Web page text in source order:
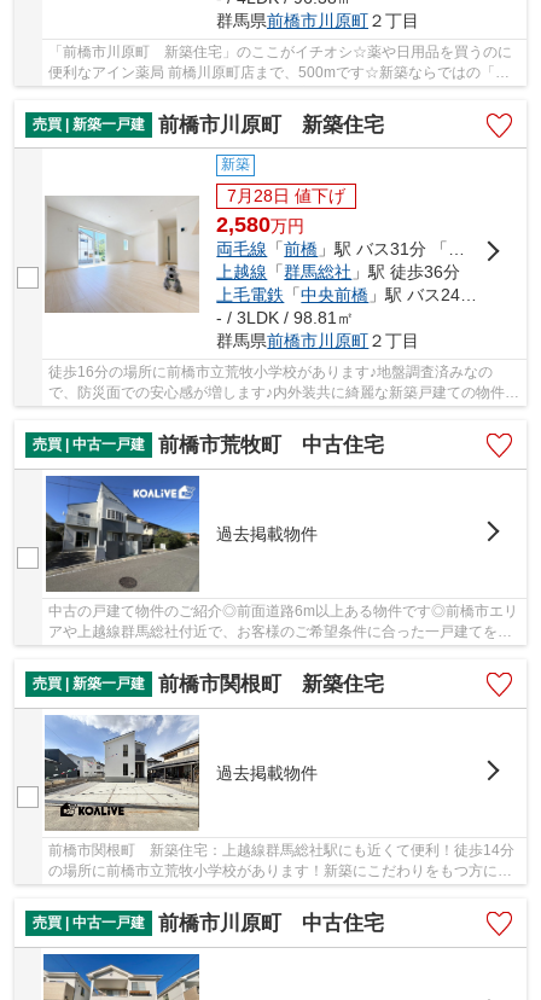
群馬県前橋市川原町２丁目
「前橋市川原町 新築住宅」のここがイチオシ☆薬や日用品を買うのに
便利なアイン薬局 前橋川原町店まで、500mです☆新築ならではの「新
しさ」がとても魅力です☆70坪以上の広さを持つ物...
売買 | 新築一戸建
前橋市川原町 新築住宅
新築
7月28日 値下げ
2,580万円
両毛線 「前橋 」駅 バス31分 「川原町北」 停歩8分
上越線 「群馬総社 」駅 徒歩36分
上毛電鉄 「中央前橋 」駅 バス24分 「川原町北」 停歩8分
- / 3LDK / 98.81㎡
群馬県前橋市川原町２丁目
徒歩16分の場所に前橋市立荒牧小学校があります♪地盤調査済みなの
で、防災面での安心感が増します♪内外装共に綺麗な新築戸建ての物件は
売買 | 中古一戸建
前橋市荒牧町 中古住宅
過去掲載物件
中古の戸建て物件のご紹介◎前面道路6m以上ある物件です◎前橋市エリ
アや上越線群馬総社付近で、お客様のご希望条件に合った一戸建てをご
売買 | 新築一戸建
前橋市関根町 新築住宅
過去掲載物件
前橋市関根町 新築住宅：上越線群馬総社駅にも近くて便利！徒歩14分
の場所に前橋市立荒牧小学校があります！新築にこだわりをもつ方に
売買 | 中古一戸建
前橋市川原町 中古住宅